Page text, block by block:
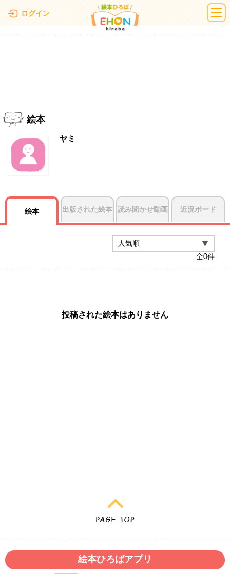
ログイン 絵本ひろば
絵本
ヤミ
絵本 出版された絵本 読み聞かせ動画 近況ボード
全0件
投稿された絵本はありません
絵本ひろばアプリ